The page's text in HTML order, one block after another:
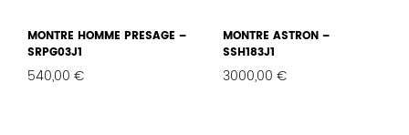
MONTRE HOMME PRESAGE –
SRPG03J1
540,00 €
MONTRE ASTRON –
SSH183J1
3000,00 €